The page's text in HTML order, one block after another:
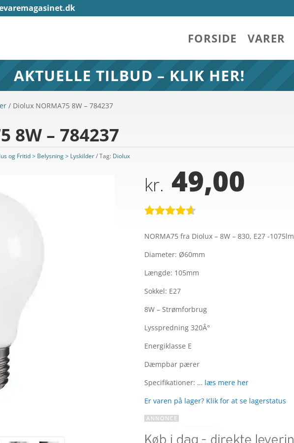
FORSIDE VARER
AKTUELLE TILBUD – KLIK HER!
/ Diolux NORMA75 8W – 784237
8W – 784237
og Fritid > Belysning > Lyskilder Tag: Diolux
kr. 49,00
som4.5
baseret
kundebedø
NORMA75 fra Diolux – 8W – 830, E27 -1075lm
Diameter: Ø60mm
Længde: 105mm
Sokkel: E27
8W – Strømforbrug
Lysspredning 320Â°
Energiklasse E
Dæmpbar pærer
Specifikationer: … læs mere her
Er varen på lager? Klik for at se lagerstatus